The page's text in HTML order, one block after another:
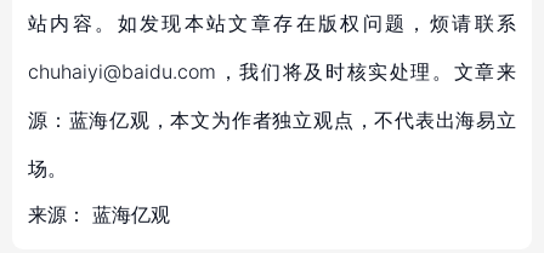
站内容。如发现本站文章存在版权问题，烦请联系
chuhaiyi@baidu.com，我们将及时核实处理。文章来
源：蓝海亿观，本文为作者独立观点，不代表出海易立
场。
来源： 蓝海亿观